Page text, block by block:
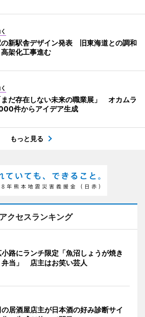
新駅舎デザイン発表 旧東海道との調和
架化工事進む
だ存在しない未来の職業展」 オカムラ
件からアイデア生成
もっと見る
アクセスランキング
路にランチ限定「魚沼しょうが焼き
弁当」 店主はお笑い芸人
居酒屋店主が日本酒の好み診断サイ